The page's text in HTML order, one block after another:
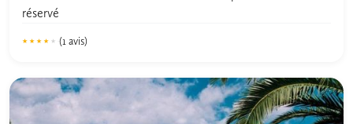
réservé
★★★★★
★★★★★ (1 avis)